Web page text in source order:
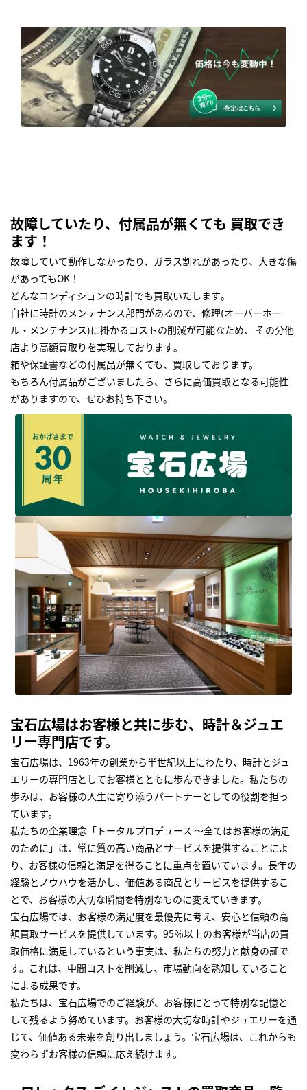
故障していたり、付属品が無くても 買取でき
ます！
故障していて動作しなかったり、ガラス割れがあったり、大きな傷
があってもOK！
どんなコンディションの時計でも買取いたします｡
自社に時計のメンテナンス部門があるので、修理(オーバーホー
ル・メンテナンス)に掛かるコストの削減が可能なため、 その分他
店より高額買取りを実現しております｡
箱や保証書などの付属品が無くても、買取しております。
もちろん付属品がございましたら、さらに高価買取となる可能性
がありますので、ぜひお持ち下さい｡
宝石広場はお客様と共に歩む、時計＆ジュエ
リー専門店です。
宝石広場は、1963年の創業から半世紀以上にわたり、時計とジュ
エリーの専門店としてお客様とともに歩んできました。私たちの
歩みは、お客様の人生に寄り添うパートナーとしての役割を担っ
ています。
私たちの企業理念「トータルプロデュース ～全てはお客様の満足
のために」は、常に質の高い商品とサービスを提供することによ
り、お客様の信頼と満足を得ることに重点を置いています。長年の
経験とノウハウを活かし、価値ある商品とサービスを提供するこ
とで、お客様の大切な瞬間を特別なものに変えていきます。
宝石広場では、お客様の満足度を最優先に考え、安心と信頼の高
額買取サービスを提供しています。95％以上のお客様が当店の買
取価格に満足しているという事実は、私たちの努力と献身の証で
す。これは、中間コストを削減し、市場動向を熟知していること
による成果です。
私たちは、宝石広場でのご経験が、お客様にとって特別な記憶と
して残るよう努めています。お客様の大切な時計やジュエリーを通
じて、価値ある未来を創り出しましょう。宝石広場は、これからも
変わらずお客様の信頼に応え続けます。